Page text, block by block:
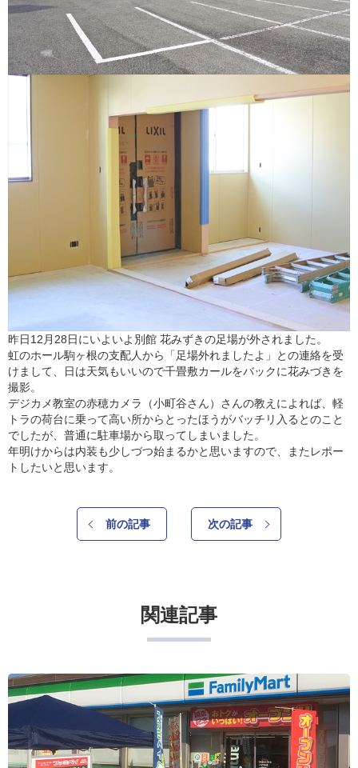
昨日12月28日にいよいよ別館 花みずきの足場が外されました。
虹のホール駒ヶ根の支配人から「足場外れましたよ」との連絡を受
けまして、日は天気もいいので千畳敷カールをバックに花みづきを
撮影。
デジカメ教室の赤穂カメラ（小町谷さん）さんの教えによれば、軽
トラの荷台に乗って高い所からとったほうがバッチリ入るとのこと
でしたが、普通に駐車場から取ってしまいました。
年明けからは内装も少しづつ始まるかと思いますので、またレポー
トしたいと思います。
前の記事 次の記事
関連記事